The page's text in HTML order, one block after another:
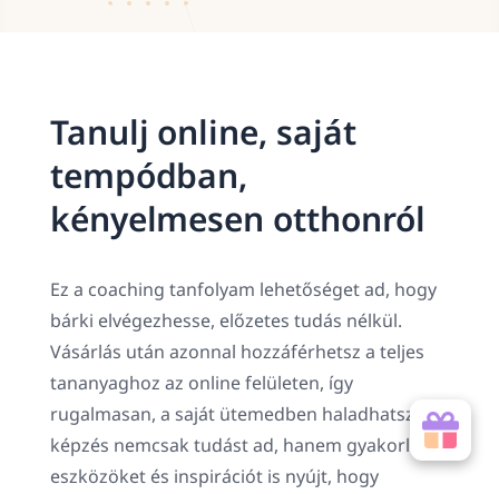
Tanulj online, saját
tempódban,
kényelmesen otthonról
Ez a coaching tanfolyam lehetőséget ad, hogy
bárki elvégezhesse, előzetes tudás nélkül.
Vásárlás után azonnal hozzáférhetsz a teljes
tananyaghoz az online felületen, így
rugalmasan, a saját ütemedben haladhatsz. A
képzés nemcsak tudást ad, hanem gyakorlati
eszközöket és inspirációt is nyújt, hogy